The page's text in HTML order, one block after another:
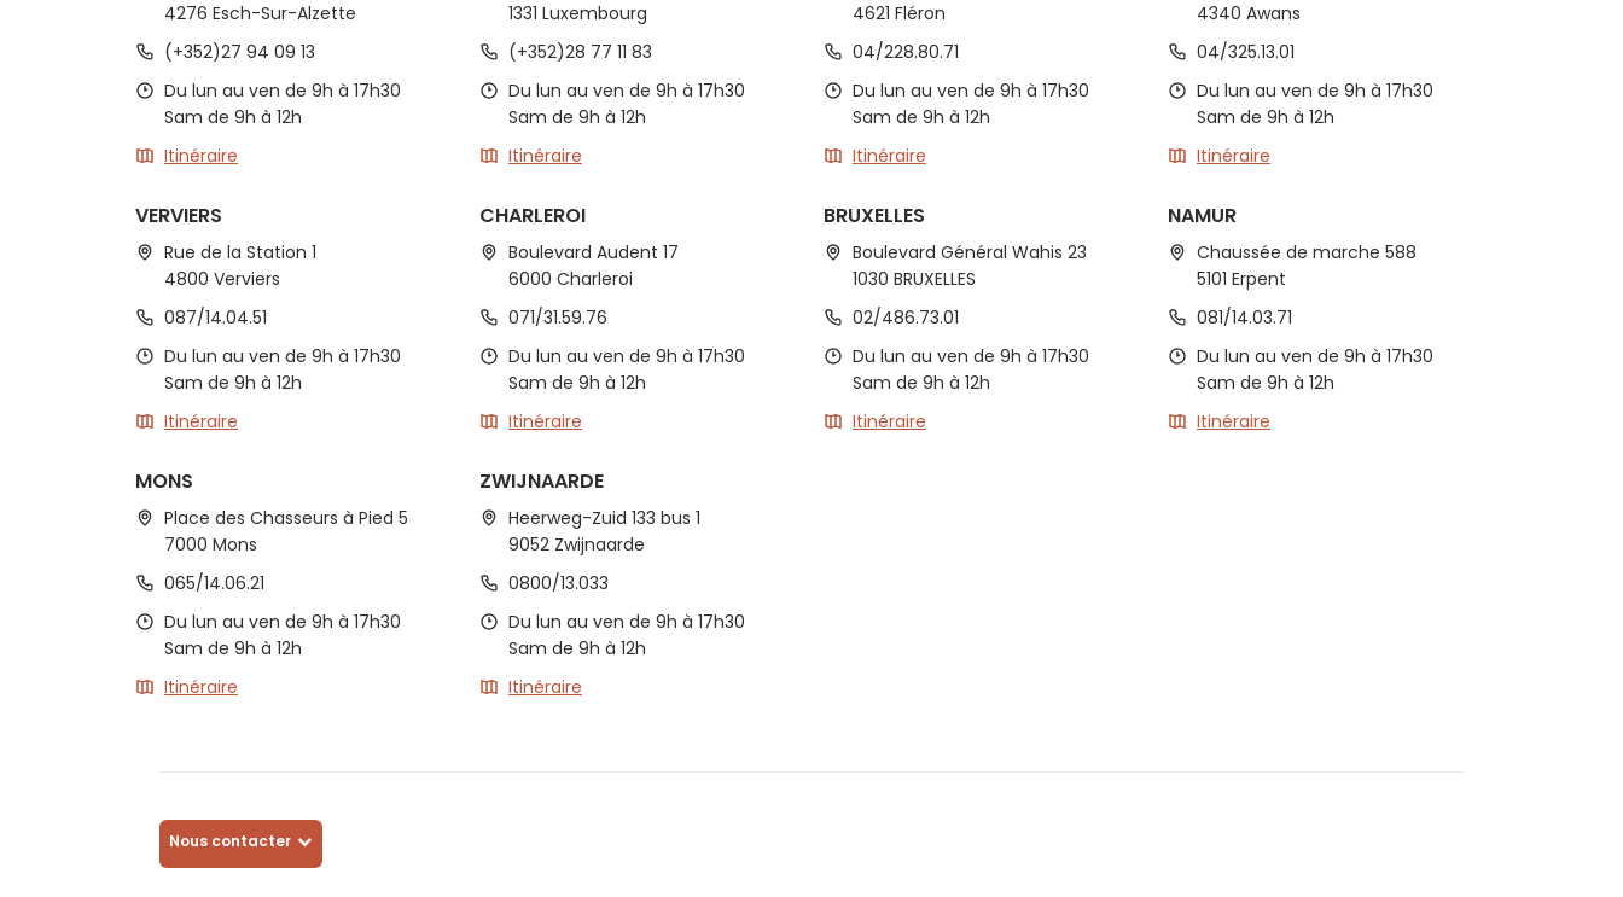
4276 Esch-Sur-Alzette
(+352)27 94 09 13
Du lun au ven de 9h à 17h30
Sam de 9h à 12h
Itinéraire
1331 Luxembourg
(+352)28 77 11 83
Du lun au ven de 9h à 17h30
Sam de 9h à 12h
Itinéraire
4621 Fléron
04/228.80.71
Du lun au ven de 9h à 17h30
Sam de 9h à 12h
Itinéraire
4340 Awans
04/325.13.01
Du lun au ven de 9h à 17h30
Sam de 9h à 12h
Itinéraire
VERVIERS
Rue de la Station 1
4800 Verviers
087/14.04.51
Du lun au ven de 9h à 17h30
Sam de 9h à 12h
Itinéraire
CHARLEROI
Boulevard Audent 17
6000 Charleroi
071/31.59.76
Du lun au ven de 9h à 17h30
Sam de 9h à 12h
Itinéraire
BRUXELLES
Boulevard Général Wahis 23
1030 BRUXELLES
02/486.73.01
Du lun au ven de 9h à 17h30
Sam de 9h à 12h
Itinéraire
NAMUR
Chaussée de marche 588
5101 Erpent
081/14.03.71
Du lun au ven de 9h à 17h30
Sam de 9h à 12h
Itinéraire
MONS
Place des Chasseurs à Pied 5
7000 Mons
065/14.06.21
Du lun au ven de 9h à 17h30
Sam de 9h à 12h
Itinéraire
ZWIJNAARDE
Heerweg-Zuid 133 bus 1
9052 Zwijnaarde
0800/13.033
Du lun au ven de 9h à 17h30
Sam de 9h à 12h
Itinéraire
Nous contacter